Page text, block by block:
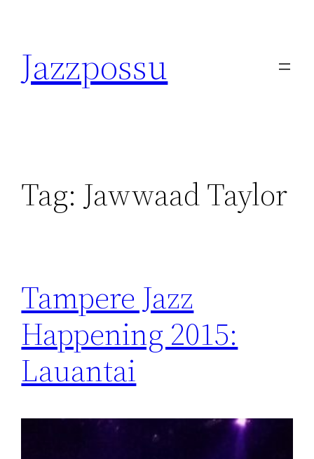
content
Jazzpossu
Tag: Jawwaad Taylor
Tampere Jazz
Happening 2015:
Lauantai